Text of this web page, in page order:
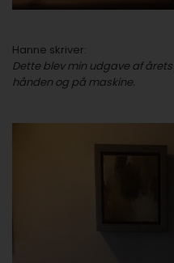
Hanne skriver:
Dette blev min udgave af
hånden og på maskine.